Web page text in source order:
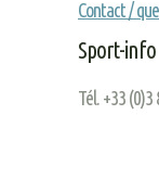
Contact /
Sport-info
Tél. +33 (0)3